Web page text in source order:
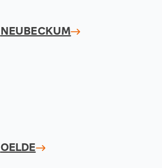
NEUBECKUM
OELDE